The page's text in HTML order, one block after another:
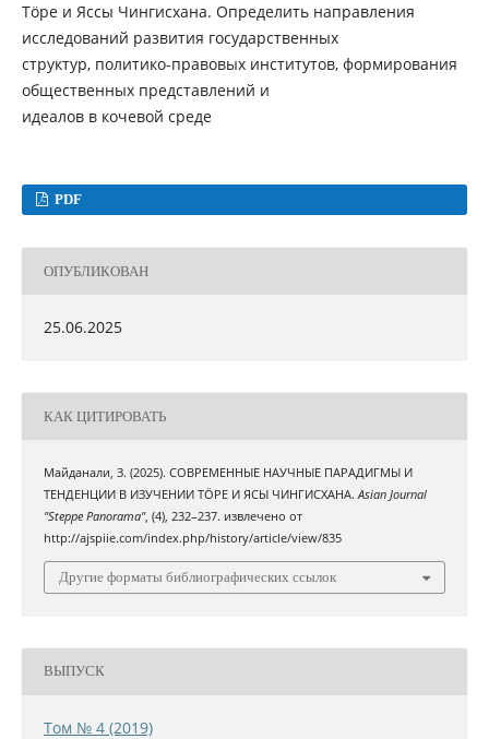
Тöре и Яссы Чингисхана. Определить направления
исследований развития государственных
структур, политико-правовых институтов, формирования
общественных представлений и
идеалов в кочевой среде
PDF
ОПУБЛИКОВАН
25.06.2025
КАК ЦИТИРОВАТЬ
Майданали, З. (2025). СОВРЕМЕННЫЕ НАУЧНЫЕ ПАРАДИГМЫ И
ТЕНДЕНЦИИ В ИЗУЧЕНИИ ТÖРЕ И ЯСЫ ЧИНГИСХАНА.Asian Journal
"Steppe Panorama", (4), 232–237. извлечено от
http://ajspiie.com/index.php/history/article/view/835
Другие форматы библиографических ссылок
ВЫПУСК
Том № 4 (2019)